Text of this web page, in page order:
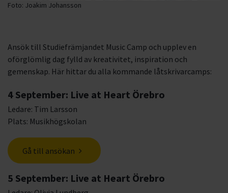
Foto: Joakim Johansson
Ansök till Studiefrämjandet Music Camp och upplev en
oförglömlig dag fylld av kreativitet, inspiration och
gemenskap. Här hittar du alla kommande låtskrivarcamps:
4 September: Live at Heart Örebro
Ledare: Tim Larsson
Plats: Musikhögskolan
Gå till ansökan
5 September: Live at Heart Örebro